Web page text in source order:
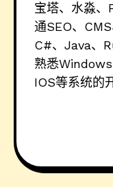
宝塔、水淼、
通SEO、
C#、Java、
熟悉
IOS等系统的